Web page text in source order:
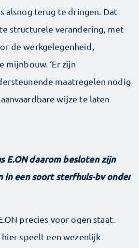
alsnog terug te dringen. Dat
structurele verandering, met
de werkgelegenheid,
‘Er zijn
maatregelen nodig
wijze te laten
E.ON daarom besloten zijn
in een soort sterfhuis-bv onder
precies voor ogen staat.
hier speelt een wezenlijk